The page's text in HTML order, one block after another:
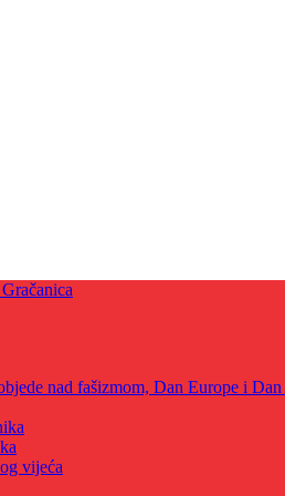
nad fašizmom, Dan Europe i
vijeća